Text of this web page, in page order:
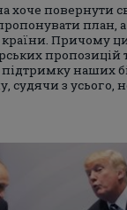
хоче повернути
план,
Причому
пропозицій
наших
судячи з усього,